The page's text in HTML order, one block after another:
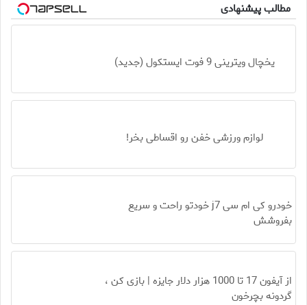
مطالب پیشنهادی
یخچال ویترینی 9 فوت ایستکول (جدید)
لوازم ورزشی خفن رو اقساطی بخر!
خودرو کی ام سی j7 خودتو راحت و سریع
بفروشش
از آیفون 17 تا 1000 هزار دلار جایزه | بازی کن ،
گردونه بچرخون